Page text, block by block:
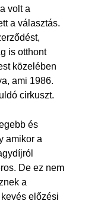
volt a
a választás.
is otthont
közelében
ami 1986.
cirkuszt.
és
amikor a
De ez nem
a
előzési